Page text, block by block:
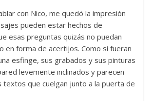
con Nico, me quedó la impresión
pueden estar hechos de
esas preguntas quizás no puedan
en forma de acertijos. Como si fueran
esfinge, sus grabados y sus pinturas
levemente inclinados y parecen
textos que cuelgan junto a la puerta de